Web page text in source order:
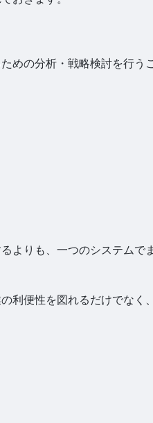
めの分析・戦略検討を行う
りも、一つのシステムで
利便性を図れるだけでな